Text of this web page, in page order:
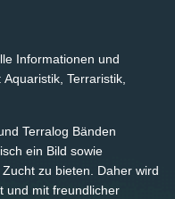
Informationen und
Terraristik,
Terralog Bänden
ein Bild sowie
zu bieten. Daher wird
und mit freundlicher